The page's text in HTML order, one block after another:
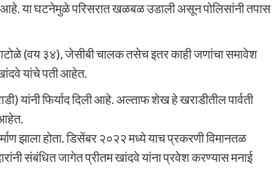
या घटनेमुळे परिसरात खळबळ उडाली असून पोलिसांनी तपास
(वय ३४), जेसीबी चालक तसेच इतर काही जणांचा समावेश
यांचे पती आहेत.
फिर्याद दिली आहे. अल्ताफ शेख हे खराडीतील पार्वती
आहेत.
झाला होता. डिसेंबर २०२२ मध्ये याच प्रकरणी विमानतळ
संबंधित जागेत प्रीतम खांदवे यांना प्रवेश करण्यास मनाई